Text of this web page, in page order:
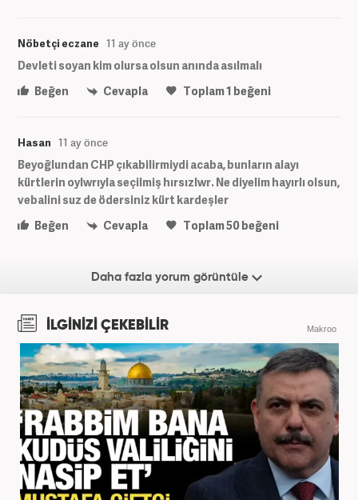
Nöbetçi eczane 11 ay önce
Devleti soyan kim olursa olsun anında asılmalı
Beğen
Cevapla Toplam1 beğeni
Hasan 11 ay önce
Beyoğlundan CHP çıkabilirmiydi acaba, bunların alayı
kürtlerin oylwrıyla seçilmiş hırsızlwr. Ne diyelim hayırlı olsun,
vebalini suz de ödersiniz kürt kardeşler
Beğen
Cevapla Toplam50beğeni
Daha fazla yorum görüntüle
İLGİNİZİ ÇEKEBİLİR Makroo